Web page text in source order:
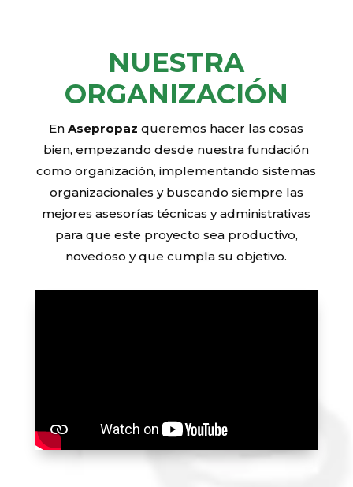
NUESTRA
ORGANIZACIÓN
EnAsepropaz queremos hacer las cosas
bien, empezando desde nuestra fundación
como organización, implementando sistemas
organizacionales y buscando siempre las
mejores asesorías técnicas y administrativas
para que este proyecto sea productivo,
novedoso y que cumpla su objetivo.